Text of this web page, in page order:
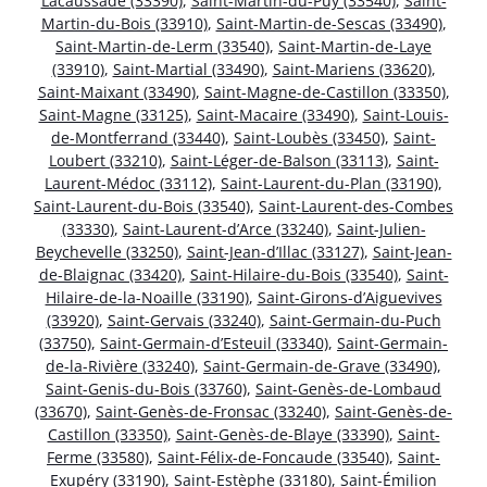
Martin-du-Bois (33910), Saint-Martin-de-Sescas (33490),
Saint-Martin-de-Lerm (33540), Saint-Martin-de-Laye
(33910), Saint-Martial (33490), Saint-Mariens (33620),
Saint-Maixant (33490), Saint-Magne-de-Castillon (33350),
Saint-Magne (33125), Saint-Macaire (33490), Saint-Louis-
de-Montferrand (33440), Saint-Loubès (33450), Saint-
Loubert (33210), Saint-Léger-de-Balson (33113), Saint-
Laurent-Médoc (33112), Saint-Laurent-du-Plan (33190),
Saint-Laurent-du-Bois (33540), Saint-Laurent-des-Combes
(33330), Saint-Laurent-d’Arce (33240), Saint-Julien-
Beychevelle (33250), Saint-Jean-d’Illac (33127), Saint-Jean-
de-Blaignac (33420), Saint-Hilaire-du-Bois (33540), Saint-
Hilaire-de-la-Noaille (33190), Saint-Girons-d’Aiguevives
(33920), Saint-Gervais (33240), Saint-Germain-du-Puch
(33750), Saint-Germain-d’Esteuil (33340), Saint-Germain-
de-la-Rivière (33240), Saint-Germain-de-Grave (33490),
Saint-Genis-du-Bois (33760), Saint-Genès-de-Lombaud
(33670), Saint-Genès-de-Fronsac (33240), Saint-Genès-de-
Castillon (33350), Saint-Genès-de-Blaye (33390), Saint-
Ferme (33580), Saint-Félix-de-Foncaude (33540), Saint-
Exupéry (33190), Saint-Estèphe (33180), Saint-Émilion